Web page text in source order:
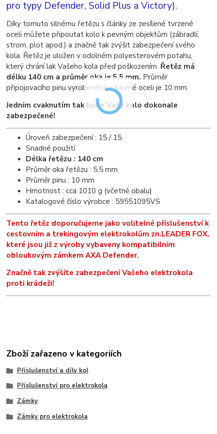
pro typy Defender, Solid Plus a Victory).
Díky tomuto silnému řetězu s články ze zesílené tvrzené
oceli můžete připoutat kolo k pevným objektům (zábradlí,
strom, plot apod.) a značně tak zvýšit zabezpečení svého
kola. Řetěz je uložen v odolném polyesterovém potahu,
který chrání lak Vašeho kola před poškozením. Řetěz má
délku 140 cm a průměr oka je 5,5 mm. Průměr
připojovacího pinu vyrobeného z kalené oceli je 10 mm.
Jedním cvaknutím tak bude Vaše kolo dokonale
zabezpečené!
Úroveň zabezpečení : 15 / 15
Snadné použití
Délka řetězu : 140 cm
Průměr oka řetězu : 5,5 mm
Průměr pinu : 10 mm
Hmotnost : cca 1010 g (včetně obalu)
Katalogové číslo výrobce : 59551095VS
Tento řetěz doporučujeme jako volitelné příslušenství k
cestovním a trekingovým elektrokolům zn.LEADER FOX,
které jsou již z výroby vybaveny kompatibilním
obloukovým zámkem AXA Defender.
Značně tak zvýšíte zabezpečení Vašeho elektrokola
proti krádeži!
Zboží zařazeno v kategoriích
Příslušenství a díly kol
Příslušenství pro elektrokola
Zámky
Zámky pro elektrokola